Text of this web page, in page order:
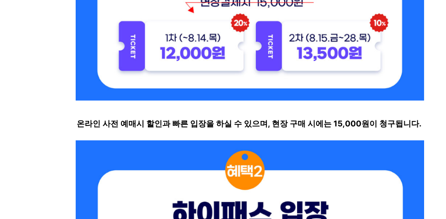
온라인 사전 예매시 할인과 빠른 입장을 하실 수 있으며, 현장 구매 시에는 15,000원이 청구됩니다.